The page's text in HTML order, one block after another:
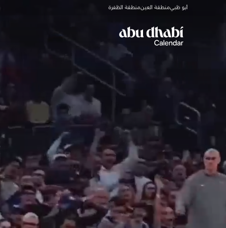
أبو ظبيمنطقة العينمنطقة الظفرة